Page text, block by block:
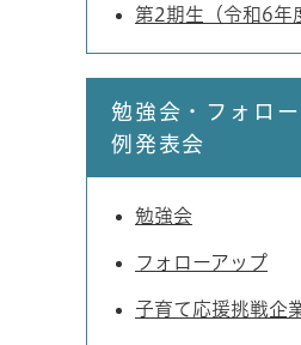
第2期生（令和6年
勉強会・フォロ
例発表会
勉強会
フォローアップ
子育て応援挑戦企